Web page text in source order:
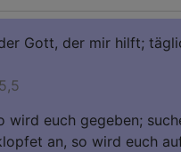
Gott, der mir hilft;
wird euch gegeben;
an, so wird euch